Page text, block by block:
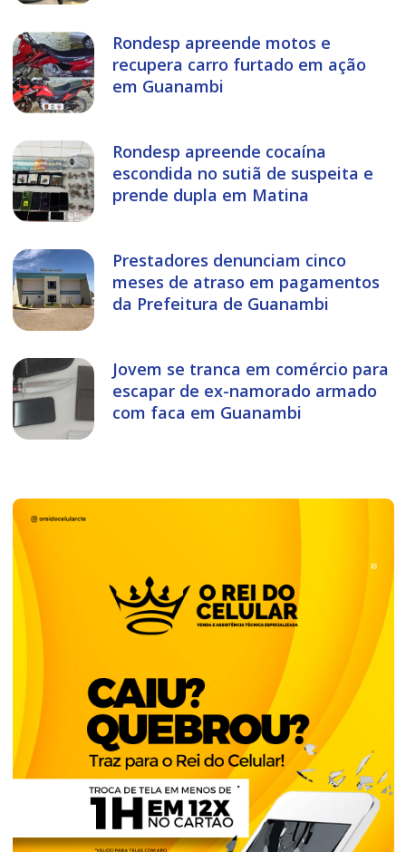
Rondesp apreende motos e
recupera carro furtado em ação
em Guanambi
Rondesp apreende cocaína
escondida no sutiã de suspeita e
prende dupla em Matina
Prestadores denunciam cinco
meses de atraso em pagamentos
da Prefeitura de Guanambi
Jovem se tranca em comércio para
escapar de ex-namorado armado
com faca em Guanambi